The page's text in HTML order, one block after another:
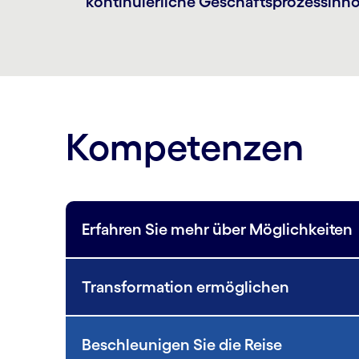
Kompetenzen
Erfahren Sie mehr über Möglichkeiten
Transformation ermöglichen
Beschleunigen Sie die Reise